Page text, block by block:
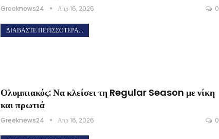
Greeknews24 Απρ 16, 2026 0
ΔΙΑΒΆΣΤΕ ΠΕΡΙΣΣΌΤΕΡΑ...
Ολυμπιακός: Να κλείσει τη Regular Season με νίκη
και πρωτιά
Greeknews24 Απρ 16, 2026 0